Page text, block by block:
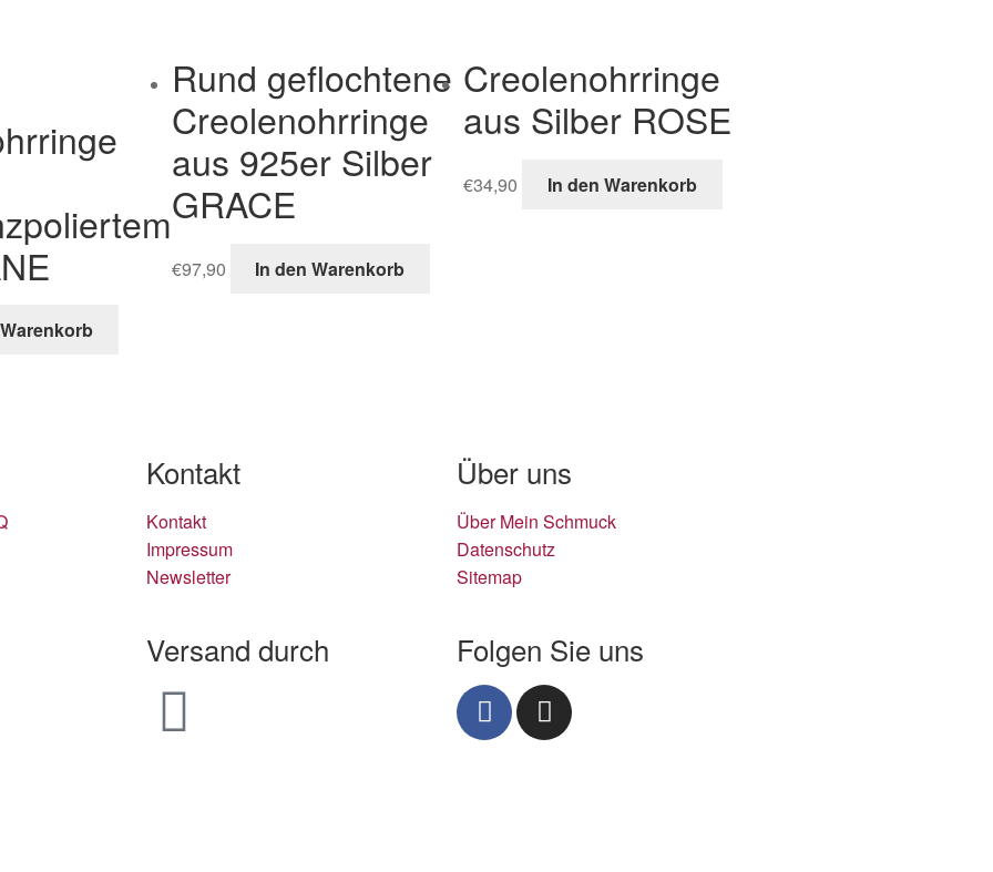
Rund geflochtene
Creolenohrringe
aus 925er Silber
GRACE
€97,90 In den Warenkorb
Creolenohrringe
aus Silber ROSE
€34,90 In den Warenkorb
Kontakt
Kontakt
Impressum
Newsletter
Über uns
Über Mein Schmuck
Datenschutz
Sitemap
Versand durch Folgen Sie uns